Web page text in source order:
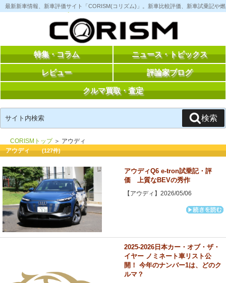
コ
ン
へ
最新新車情報、新車評価サイト「CORISM(コリズム)」。新車比較評価、新車試乗記や
特集・コラム ニュース・トピックス
レビュー 評論家ブログ
クルマ買取・査定
索:
検索
CORISMトップ＞ アウディ
アウディ(127件)
アウディQ6 e-tron試乗記・評
価 上質なBEVの秀作
【アウディ】2026/05/06
2025-2026日本カー・オブ・ザ・
イヤー ノミネート車リスト公
開！ 今年のナンバー1は、どのク
ルマ？